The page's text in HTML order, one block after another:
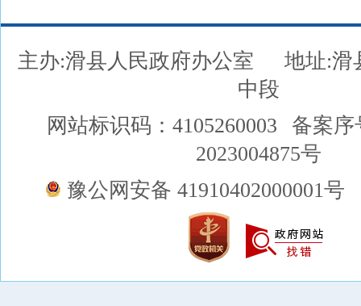
主办:滑县人民政府办公室
地址:滑
中段
网站标识码：4105260003
备案序
2023004875号
豫公网安备 41910402000001号